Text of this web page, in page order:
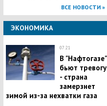
ВСЕ НОВОСТИ »
ЭКОНОМИКА
07:21
В "Нафтогазе"
бьют тревогу
- страна
замерзнет
зимой из-за нехватки газа